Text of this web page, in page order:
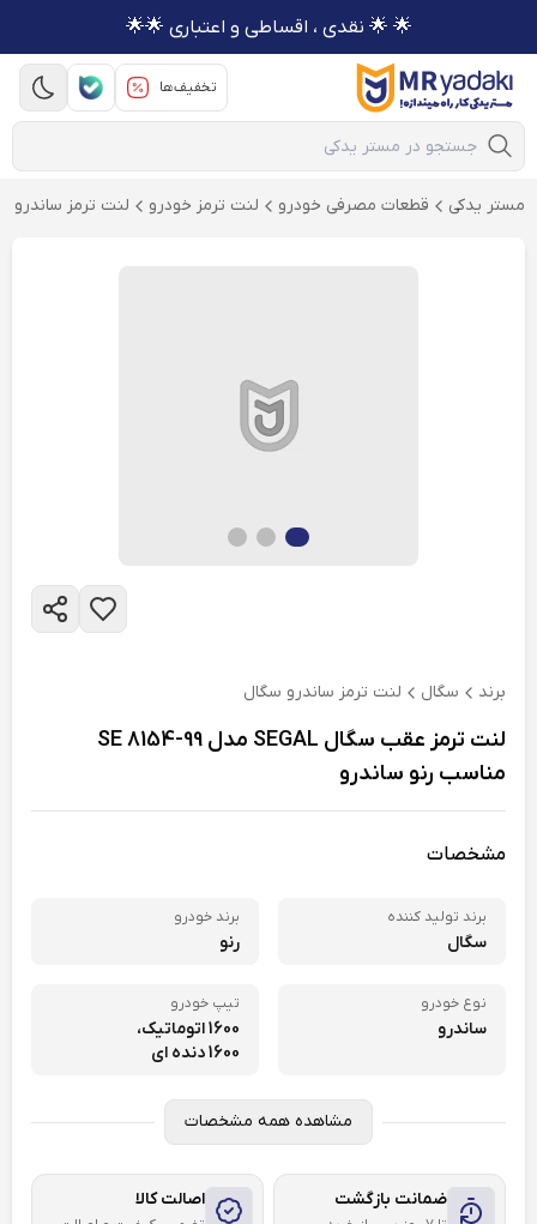
🌟 🌟 نقدی ، اقساطی و اعتباری 🌟🌟
تخفیف‌ها
Mobile Search
مستر یدکی قطعات مصرفی خودرو لنت ترمز خودرو لنت ترمز ساندرو
برند سگال لنت ترمز ساندرو سگال
لنت ترمز عقب سگال SEGAL مدل SE 8154-99
مناسب رنو ساندرو
مشخصات
برند تولید کننده
سگال
برند خودرو
رنو
نوع خودرو
ساندرو
تیپ خودرو
1600 اتوماتیک،
1600 دنده ای
مشاهده همه مشخصات
ضمانت بازگشت اصالت کالا